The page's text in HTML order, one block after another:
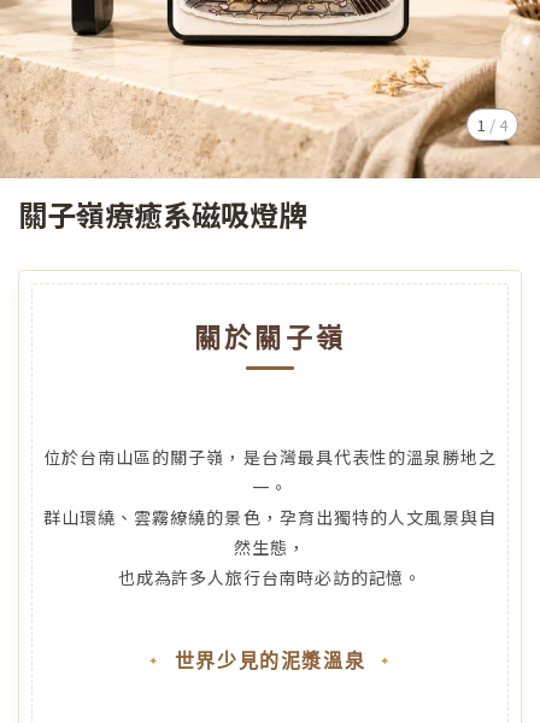
1 / 4
關子嶺療癒系磁吸燈牌
關於關子嶺
位於台南山區的關子嶺，是台灣最具代表性的溫泉勝地之
一。
群山環繞、雲霧繚繞的景色，孕育出獨特的人文風景與自
然生態，
世界少見的泥漿溫泉